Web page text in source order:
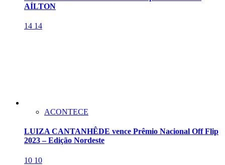
AÍLTON
14 14
ACONTECE
LUIZA CANTANHÊDE vence Prêmio Nacional Off Flip
2023 – Edição Nordeste
10 10